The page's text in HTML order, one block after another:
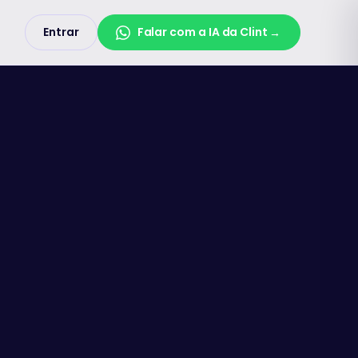
Entrar Falar com a IA da Clint →